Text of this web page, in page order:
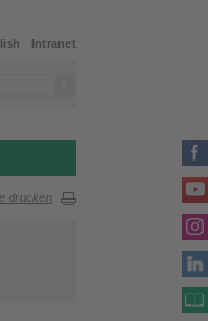
Intranet
drucken